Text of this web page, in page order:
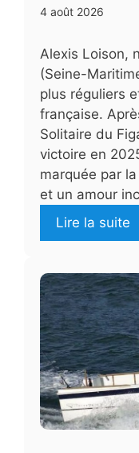
4 août 2026
Alexis Loison,
(Seine-
plus réguliers
française.
Solitaire du
victoire en
marquée par
et un amour
Lire la suite